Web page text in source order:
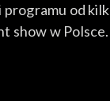
programu od
show w Polsce.